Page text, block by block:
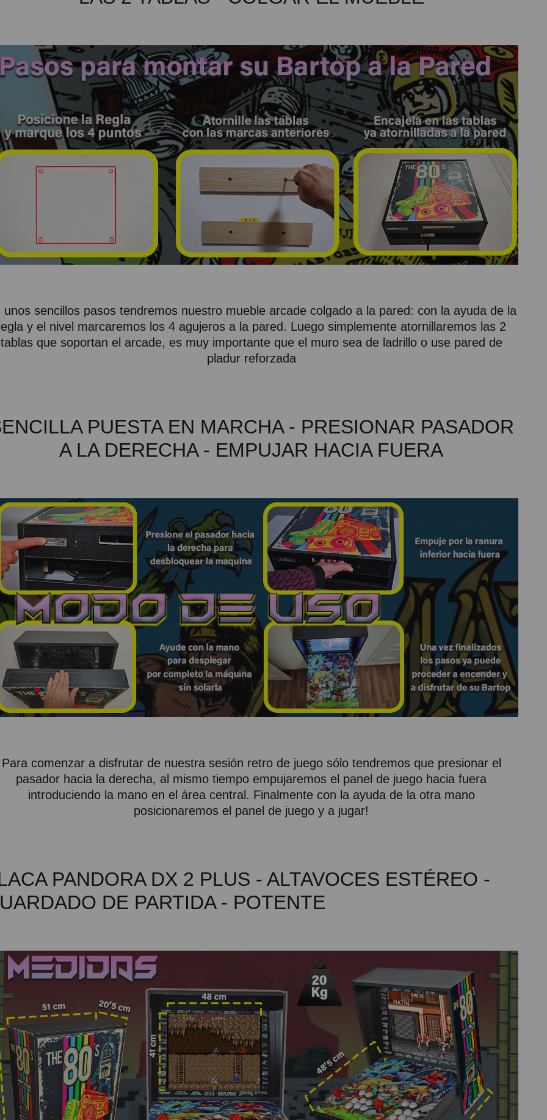
unos sencillos pasos tendremos nuestro mueble arcade colgado a la pared: con la ayuda de la
y el nivel marcaremos los 4 agujeros a la pared. Luego simplemente atornillaremos las 2
tablas que soportan el arcade, es muy importante que el muro sea de ladrillo o use pared de
pladur reforzada
PUESTA EN MARCHA - PRESIONAR PASADOR
A LA DERECHA - EMPUJAR HACIA FUERA
Para comenzar a disfrutar de nuestra sesión retro de juego sólo tendremos que presionar el
pasador hacia la derecha, al mismo tiempo empujaremos el panel de juego hacia fuera
introduciendo la mano en el área central. Finalmente con la ayuda de la otra mano
posicionaremos el panel de juego y a jugar!
PANDORA DX 2 PLUS - ALTAVOCES ESTÉREO -
DE PARTIDA - POTENTE